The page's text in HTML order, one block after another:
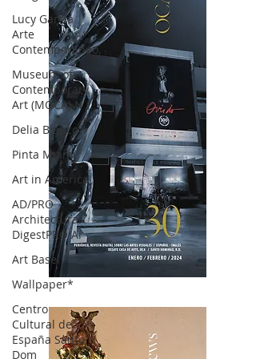
Lucy García |
Arte
Contemporáneo.
Museum of
Contemporary
Art (MOCA) N
Delia Blanco
Pinta Miami
Art in America
AD/PRO
Architectural
DigestPRO Ar
Art Basel
Wallpaper*
Centro
Cultural de
España Santo
Dom
OCA|News 30 /Enero-Febrero / 2024